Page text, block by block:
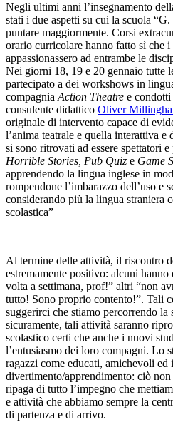
Negli ultimi anni l’insegnamento
stati i due aspetti su cui la scuola
puntare maggiormente. Corsi
orario curricolare hanno fatto sì che i
appassionassero ad entrambe le
Nei giorni 18, 19 e 20 gennaio tutte
partecipato a dei workshows in
compagnia Action Theatre e condotti
consulente didattico Oliver
originale di intervento capace di
l’anima teatrale e quella interattiva
si sono ritrovati ad essere spettatori
Horrible Stories, Pub Quiz e Game
apprendendo la lingua inglese in
rompendone l’imbarazzo dell’uso e
considerando più la lingua straniera
scolastica”
Al termine delle attività, il riscontro
estremamente positivo: alcuni
volta a settimana, prof!” altri “non
tutto! Sono proprio contento!”. Tali
suggerirci che stiamo percorrendo la
sicuramente, tali attività saranno
scolastico certi che anche i nuovi
l’entusiasmo dei loro compagni. Lo
ragazzi come educati, amichevoli ed
divertimento/apprendimento: ciò
ripaga di tutto l’impegno che
e attività che abbiamo sempre la
di partenza e di arrivo.